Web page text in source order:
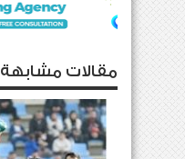
مقالات مشابهة